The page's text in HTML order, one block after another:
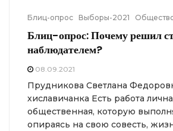
Блиц-опрос Выборы-2021
Блиц-опрос: Почему решил
наблюдателем?
08.09.2021
Прудникова Светлана
хиславичанка Есть работа
общественная, которую
опираясь на свою совесть,